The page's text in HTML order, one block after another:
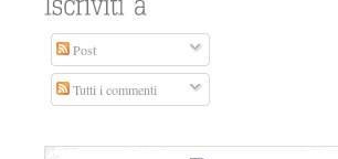
Post
Tutti i commenti